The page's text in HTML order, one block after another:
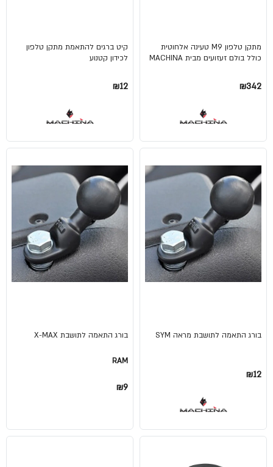
מתקן טלפון M9 טעינה אלחוטית
כולל בולם זעזועים מבית MACHINA
₪342
קיט ברגים להתאמת מתקן טלפון
לכידון קטנוע
₪12
בורג התאמה לתושבת מראה SYM
₪12
בורג התאמה לתושבת X-MAX
RAM
₪9